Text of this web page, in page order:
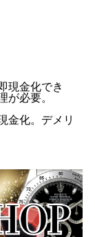
現金化でき
が必要。
金化。デメリ